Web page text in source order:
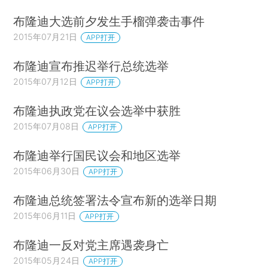
布隆迪大选前夕发生手榴弹袭击事件
2015年07月21日 APP打开
布隆迪宣布推迟举行总统选举
2015年07月12日 APP打开
布隆迪执政党在议会选举中获胜
2015年07月08日 APP打开
布隆迪举行国民议会和地区选举
2015年06月30日 APP打开
布隆迪总统签署法令宣布新的选举日期
2015年06月11日 APP打开
布隆迪一反对党主席遇袭身亡
2015年05月24日 APP打开